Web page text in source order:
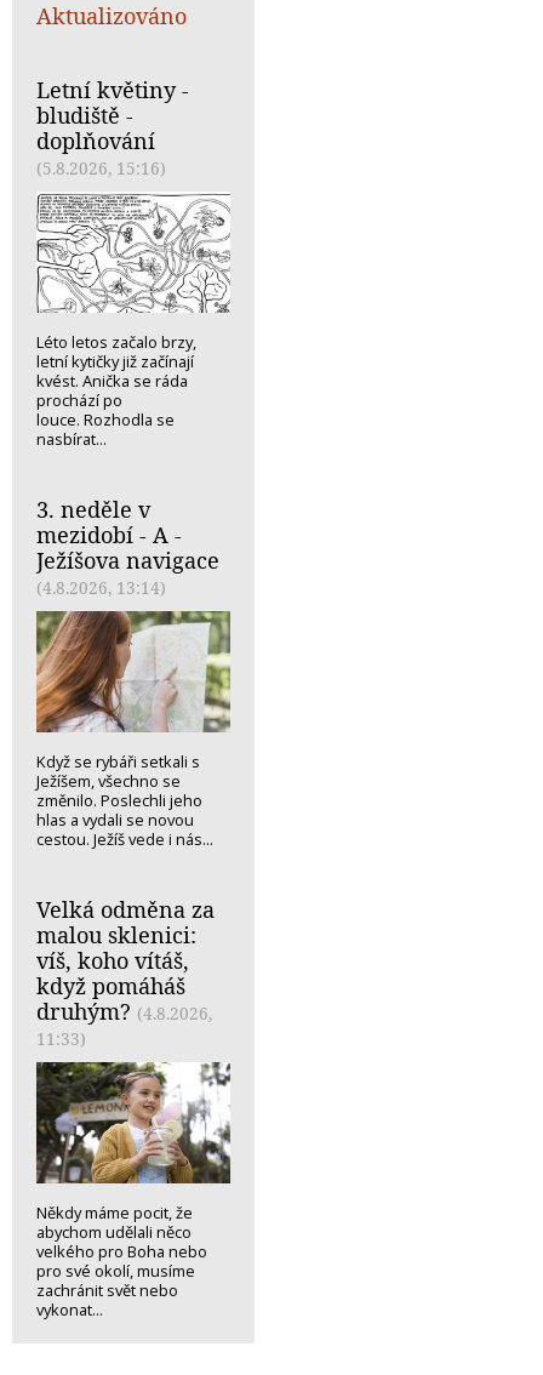
Aktualizováno
Letní květiny -
bludiště -
doplňování
(5.8.2026, 15:16)
Léto letos začalo brzy,
letní kytičky již začínají
kvést. Anička se ráda
prochází po
louce. Rozhodla se
nasbírat...
3. neděle v
mezidobí - A -
Ježíšova navigace
(4.8.2026, 13:14)
Když se rybáři setkali s
Ježíšem, všechno se
změnilo. Poslechli jeho
hlas a vydali se novou
cestou. Ježíš vede i nás...
Velká odměna za
malou sklenici:
víš, koho vítáš,
když pomáháš
druhým? (4.8.2026,
11:33)
Někdy máme pocit, že
abychom udělali něco
velkého pro Boha nebo
pro své okolí, musíme
zachránit svět nebo
vykonat...